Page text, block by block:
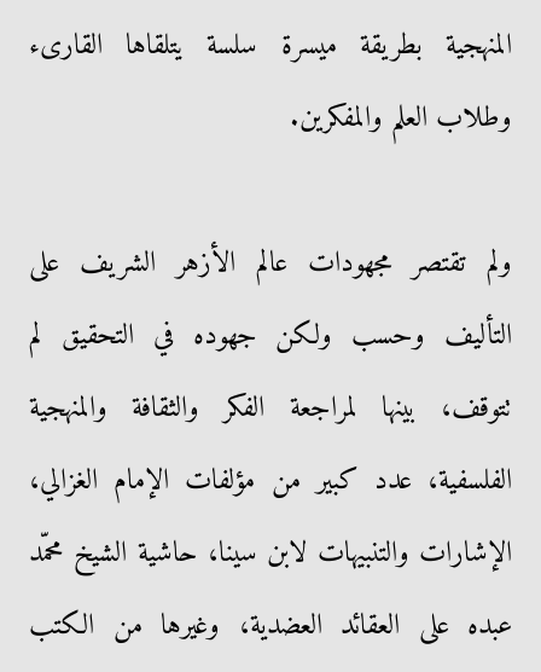
المنهجية بطريقة ميسرة سلسة يتلقاها القارىء
وطلاب العلم والمفكرين.
ولم تقتصر مجهودات عالم الأزهر الشريف على
التأليف وحسب ولكن جهوده في التحقيق لم
تتوقف، بينها لمراجعة الفكر والثقافة والمنهجية
الفلسفية، عدد كبير من مؤلفات الإمام الغزالي،
الإشارات والتنبيهات لابن سينا، حاشية الشيخ محمّد
عبده على العقائد العضدية، وغيرها من الكتب